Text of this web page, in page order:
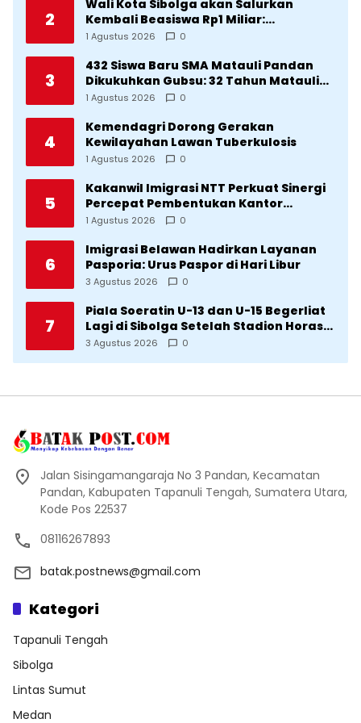
2
Wali Kota Sibolga akan Salurkan
Kembali Beasiswa Rp1 Miliar:
Diproritaskan Mahasiswa Korban
1 Agustus 2026 0
3
432 Siswa Baru SMA Matauli Pandan
Dikukuhkan Gubsu: 32 Tahun Matauli
Cetak SDM Unggul
1 Agustus 2026 0
4
Kemendagri Dorong Gerakan
Kewilayahan Lawan Tuberkulosis
1 Agustus 2026 0
5
Kakanwil Imigrasi NTT Perkuat Sinergi
Percepat Pembentukan Kantor
Imigrasi Sumba Timur
1 Agustus 2026 0
6
Imigrasi Belawan Hadirkan Layanan
Pasporia: Urus Paspor di Hari Libur
3 Agustus 2026 0
7
Piala Soeratin U-13 dan U-15 Begerliat
Lagi di Sibolga Setelah Stadion Horas
Direvitalisasi Wali Kota
3 Agustus 2026 0
Jalan Sisingamangaraja No 3 Pandan, Kecamatan
Pandan, Kabupaten Tapanuli Tengah, Sumatera Utara,
Kode Pos 22537
08116267893
batak.postnews@gmail.com
Kategori
Tapanuli Tengah
Sibolga
Lintas Sumut
Medan